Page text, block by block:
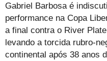
Gabriel Barbosa é
performance na Copa
a final contra o River
levando a torcida rubro-
continental após 38 anos